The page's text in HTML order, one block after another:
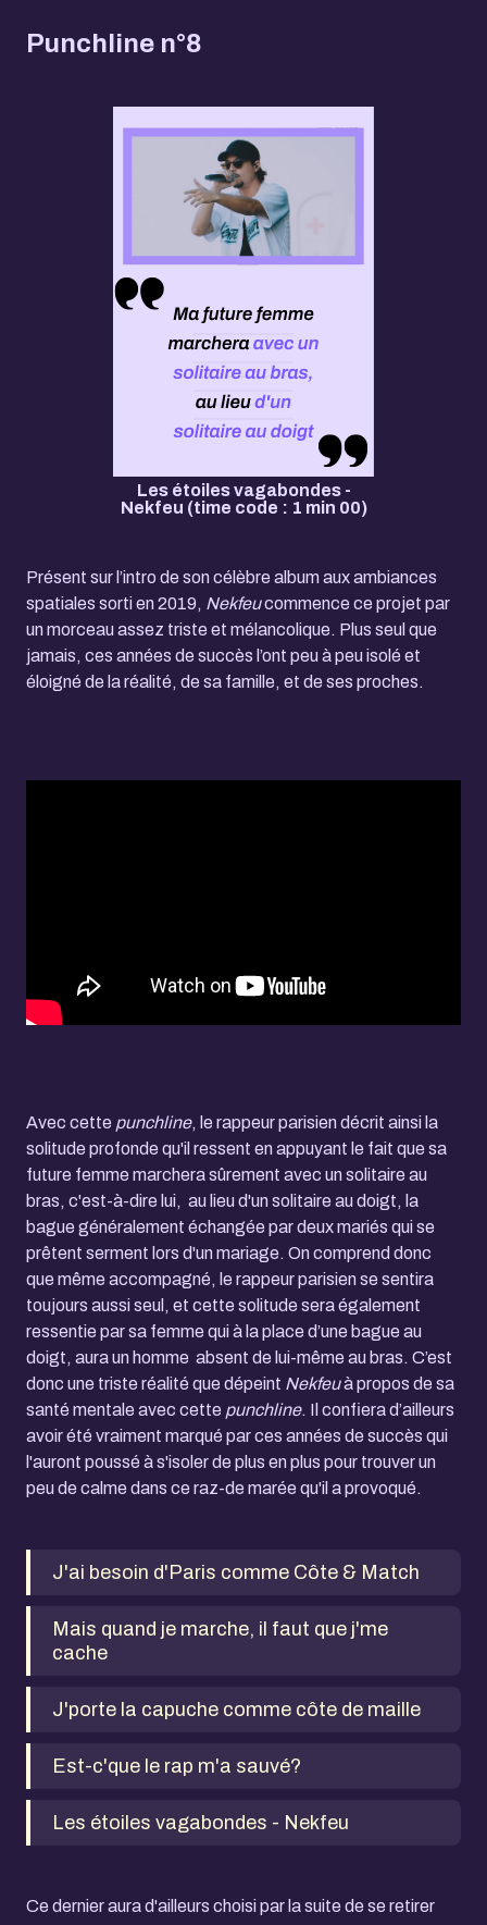
Punchline n°8
Les étoiles vagabondes -
Nekfeu (time code : 1 min 00)
Présent sur l’intro de son célèbre album aux ambiances
spatiales sorti en 2019, Nekfeucommence ce projet par
un morceau assez triste et mélancolique. Plus seul que
jamais, ces années de succès l’ont peu à peu isolé et
éloigné de la réalité, de sa famille, et de ses proches.
Avec cette punchline, le rappeur parisien décrit ainsi la
solitude profonde qu'il ressent en appuyant le fait que sa
future femme marchera sûrement avec un solitaire au
bras, c'est-à-dire lui, au lieu d'un solitaire au doigt, la
bague généralement échangée par deux mariés qui se
prêtent serment lors d'un mariage. On comprend donc
que même accompagné, le rappeur parisien se sentira
toujours aussi seul, et cette solitude sera également
ressentie par sa femme qui à la place d’une bague au
doigt, aura un homme absent de lui-même au bras. C’est
donc une triste réalité que dépeint Nekfeuà propos de sa
santé mentale avec cette punchline. Il confiera d’ailleurs
avoir été vraiment marqué par ces années de succès qui
l'auront poussé à s'isoler de plus en plus pour trouver un
peu de calme dans ce raz-de marée qu'il a provoqué.
J'ai besoin d'Paris comme Côte & Match
Mais quand je marche, il faut que j'me
cache
J'porte la capuche comme côte de maille
Est-c'que le rap m'a sauvé?
Les étoiles vagabondes - Nekfeu
Ce dernier aura d'ailleurs choisi par la suite de se retirer